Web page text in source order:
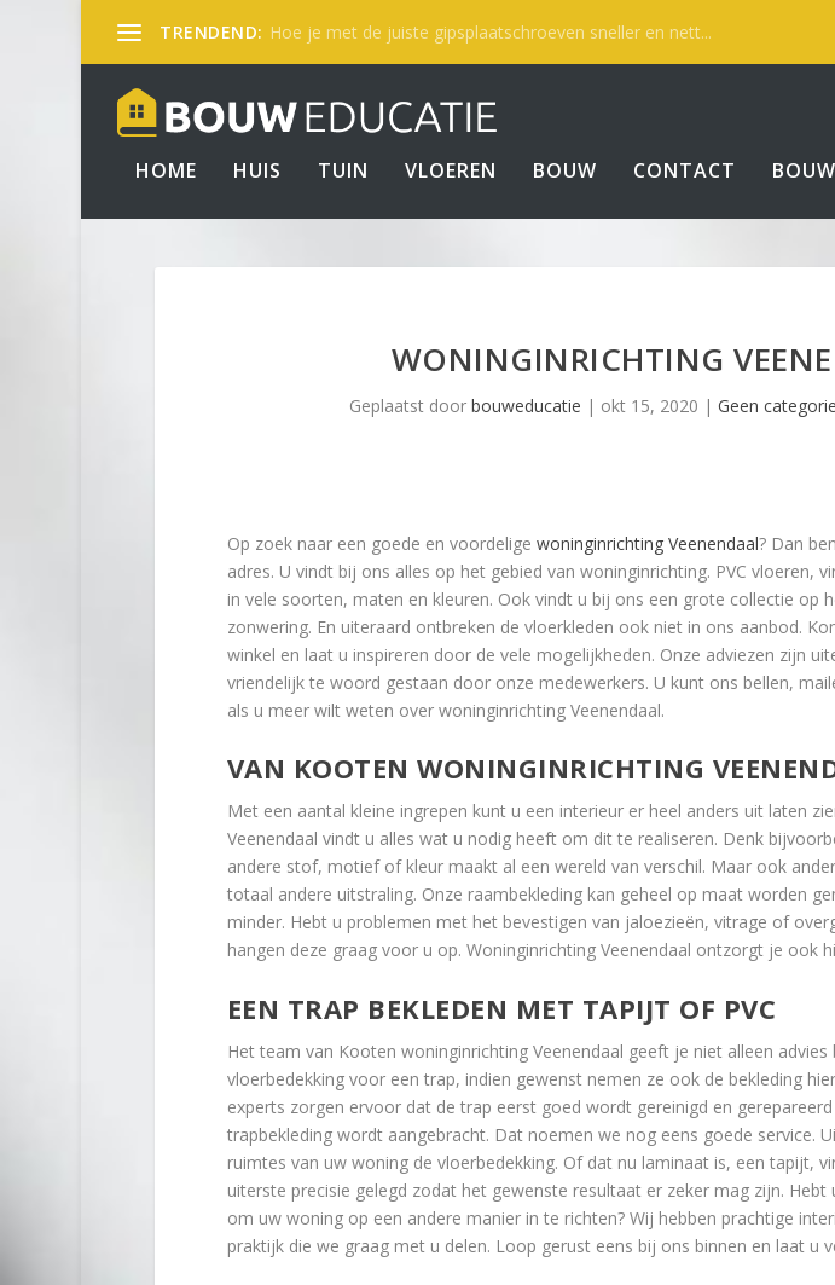
TRENDEND: Hoe je met de juiste gipsplaatschroeven sneller en nett...
HOME HUIS TUIN VLOEREN BOUW CONTACT
WONINGINRICHTING
Geplaatst door bouweducatie | okt 15, 2020 | Geen categorie
Op zoek naar een goede en voordelige woninginrichting Veenendaal? Dan
adres. U vindt bij ons alles op het gebied van woninginrichting. PVC vloeren,
in vele soorten, maten en kleuren. Ook vindt u bij ons een grote collectie op
zonwering. En uiteraard ontbreken de vloerkleden ook niet in ons aanbod.
winkel en laat u inspireren door de vele mogelijkheden. Onze adviezen zijn
vriendelijk te woord gestaan door onze medewerkers. U kunt ons bellen,
als u meer wilt weten over woninginrichting Veenendaal.
VAN KOOTEN WONINGINRICHTING
Met een aantal kleine ingrepen kunt u een interieur er heel anders uit laten
Veenendaal vindt u alles wat u nodig heeft om dit te realiseren. Denk
andere stof, motief of kleur maakt al een wereld van verschil. Maar ook
totaal andere uitstraling. Onze raambekleding kan geheel op maat worden
minder. Hebt u problemen met het bevestigen van jaloezieën, vitrage of
hangen deze graag voor u op. Woninginrichting Veenendaal ontzorgt je ook
EEN TRAP BEKLEDEN MET TAPIJT OF PVC
Het team van Kooten woninginrichting Veenendaal geeft je niet alleen
vloerbedekking voor een trap, indien gewenst nemen ze ook de bekleding
experts zorgen ervoor dat de trap eerst goed wordt gereinigd en
trapbekleding wordt aangebracht. Dat noemen we nog eens goede service.
ruimtes van uw woning de vloerbedekking. Of dat nu laminaat is, een tapijt,
uiterste precisie gelegd zodat het gewenste resultaat er zeker mag zijn.
om uw woning op een andere manier in te richten? Wij hebben prachtige
praktijk die we graag met u delen. Loop gerust eens bij ons binnen en laat u